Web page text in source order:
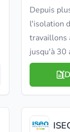
Depuis
l'isolation
travaillons
jusqu'à 30